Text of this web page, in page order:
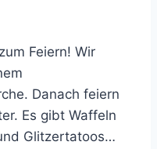
Feiern! Wir
Danach feiern
Es gibt Waffeln
Glitzertatoos…